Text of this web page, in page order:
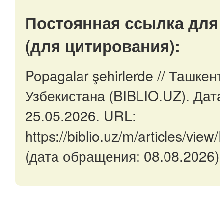
Постоянная ссылка
(для цитирования):
Popagalar şehirlerde //
Узбекистана (BIBLIO.UZ).
25.05.2026. URL:
https://biblio.uz/m/articles/
(дата обращения: